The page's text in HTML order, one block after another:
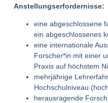
Anstellungserfordernisse:
eine abgeschlossene
ein abgeschlossenes
eine internationale
Forscher*in mit einer
Praxis auf höchstem
mehrjährige
Hochschulniveau
herausragende